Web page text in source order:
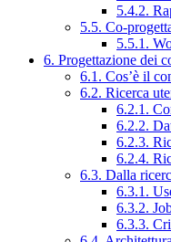
5.4.2.
5.5. Co-
5.5.1.
6. Progettazione dei
6.1. Cos’è il
6.2. Ricerca
6.2.1.
6.2.2.
6.2.3.
6.2.4.
6.3. Dalla
6.3.1.
6.3.2.
6.3.3.